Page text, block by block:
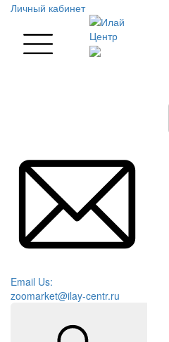
Личный кабинет
Email Us:
zoomarket@ilay-centr.ru